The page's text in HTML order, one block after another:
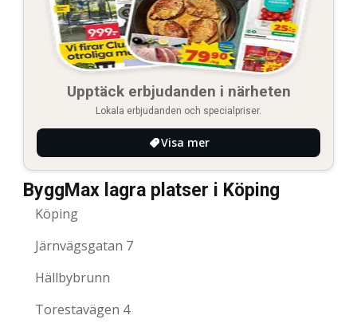
Upptäck erbjudanden i närheten
Lokala erbjudanden och specialpriser.
Visa mer
ByggMax lagra platser i Köping
Köping
Järnvägsgatan 7
Hällbybrunn
Torestavägen 4